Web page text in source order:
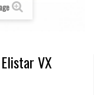
VX